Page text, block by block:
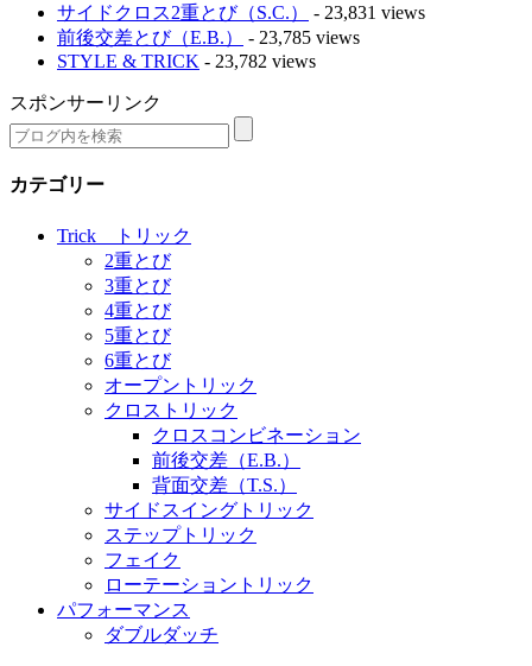
サイドクロス2重とび（S.C.）
- 23,831 views
前後交差とび（E.B.）
- 23,785 views
STYLE & TRICK - 23,782 views
スポンサーリンク
カテゴリー
Trick トリック
2重とび
3重とび
4重とび
5重とび
6重とび
オープントリック
クロストリック
クロスコンビネーション
前後交差（E.B.）
背面交差（T.S.）
サイドスイングトリック
ステップトリック
フェイク
ローテーショントリック
パフォーマンス
ダブルダッチ